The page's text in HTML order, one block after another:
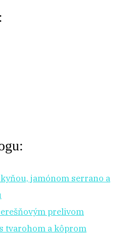
jamónom serrano a
prelivom
tvarohom a kôprom